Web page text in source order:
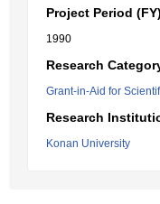
Project Period (FY)
1990
Research
Grant-in-Aid for
Research
Konan University